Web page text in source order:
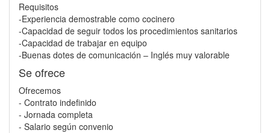
Requisitos
-Experiencia demostrable como cocinero
-Capacidad de seguir todos los procedimientos sanitarios
-Capacidad de trabajar en equipo
-Buenas dotes de comunicación – Inglés muy valorable
Se ofrece
Ofrecemos
- Contrato indefinido
- Jornada completa
- Salario según convenio